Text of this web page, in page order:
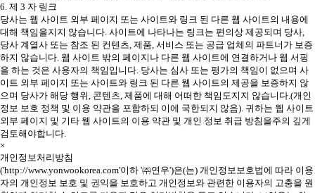
6. 제 3 자 링크
당사는 웹 사이트 외부 페이지 또는 사이트와 링크 된 다른 웹 사이트의 내용에
대해 책임을지지 않습니다. 사이트에 나타나는 링크는 편의상 제공되며 당사,
당사 계열사 또는 참조 된 컨텐츠, 제품, 서비스 또는 공급 업체의 파트너가 보증
하지 않습니다. 웹 사이트 밖의 페이지나 다른 웹 사이트에 연결하거나 웹 서핑
을 하는 것은 사용자의 책임입니다. 당사는 심사 또는 평가의 책임이 없으며 사
이트 외부 페이지 또는 사이트와 링크 된 다른 웹 사이트의 제공을 보증하지 않
으며 당사가 해당 행위, 콘텐츠, 제품에 대해 어떠한 책임도지지 않습니다.(개인
정보 보호 정책 및 이용 약관을 포함하되 이에 국한되지 않음). 귀하는 웹 사이트
외부 페이지 및 기타 웹 사이트의 이용 약관 및 개인 정보 취급 방침을주의 깊게
검토해야합니다.
×
개인정보처리방침
('http://www.yonwookorea.com'이하 '㈜연우')은(는) 개인정보보호법에 따라 이용
자의 개인정보 보호 및 권익을 보호하고 개인정보와 관련한 이용자의 고충을 원